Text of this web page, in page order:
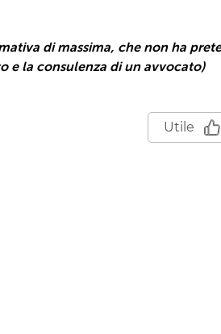
di massima, che non ha
e la consulenza di un avvocato)
Utile